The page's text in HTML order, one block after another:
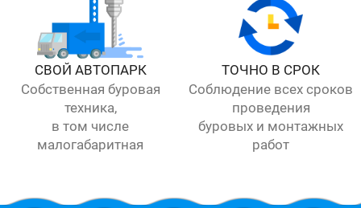
СВОЙ АВТОПАРК
Собственная буровая
техника,
в том числе
малогабаритная
ТОЧНО В СРОК
Соблюдение всех сроков
проведения
буровых и монтажных
работ